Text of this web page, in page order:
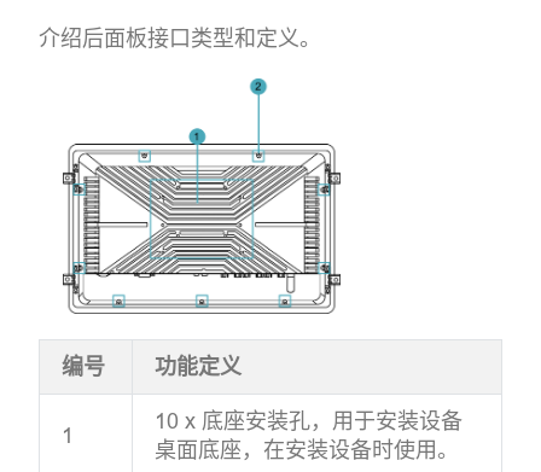
介绍后面板接口类型和定义。
编号 功能定义
1
10 x 底座安装孔，用于安装设备
桌面底座，在安装设备时使用。